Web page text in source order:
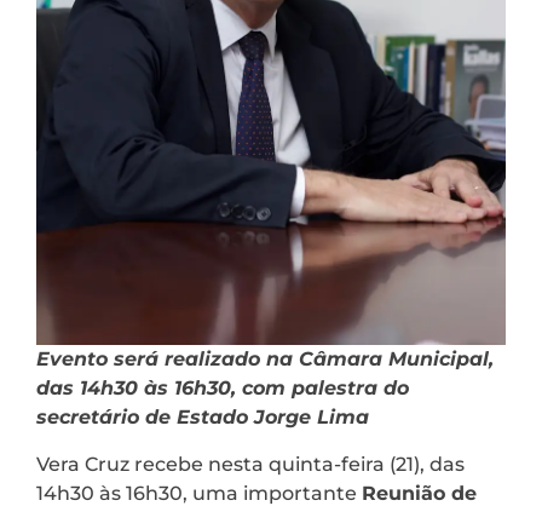
Evento será realizado na Câmara Municipal,
das 14h30 às 16h30, com palestra do
secretário de Estado Jorge Lima
Vera Cruz recebe nesta quinta-feira (21), das
14h30 às 16h30, uma importante Reunião de